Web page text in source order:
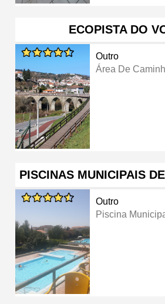
ECOPISTA DO
Outro
Área De
PISCINAS MUNICIPAIS
Outro
Piscina